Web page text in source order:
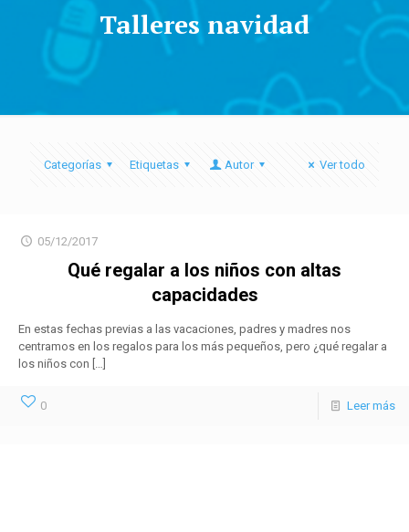
Talleres navidad
Categorías Etiquetas Autor Ver todo
05/12/2017
Qué regalar a los niños con altas
capacidades
En estas fechas previas a las vacaciones, padres y madres nos
centramos en los regalos para los más pequeños, pero ¿qué regalar a
los niños con […]
0 Leer más